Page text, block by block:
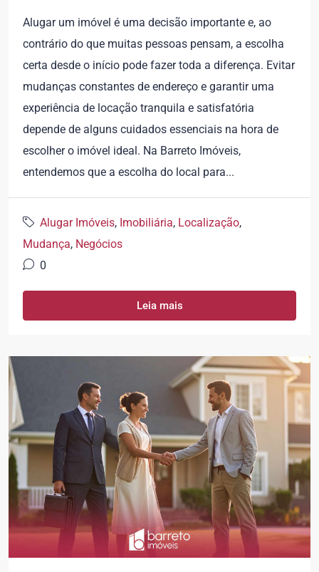
Alugar um imóvel é uma decisão importante e, ao
contrário do que muitas pessoas pensam, a escolha
certa desde o início pode fazer toda a diferença. Evitar
mudanças constantes de endereço e garantir uma
experiência de locação tranquila e satisfatória
depende de alguns cuidados essenciais na hora de
escolher o imóvel ideal. Na Barreto Imóveis,
entendemos que a escolha do local para...
Alugar Imóveis, Imobiliária, Localização,
Mudança, Negócios
0
Leia mais